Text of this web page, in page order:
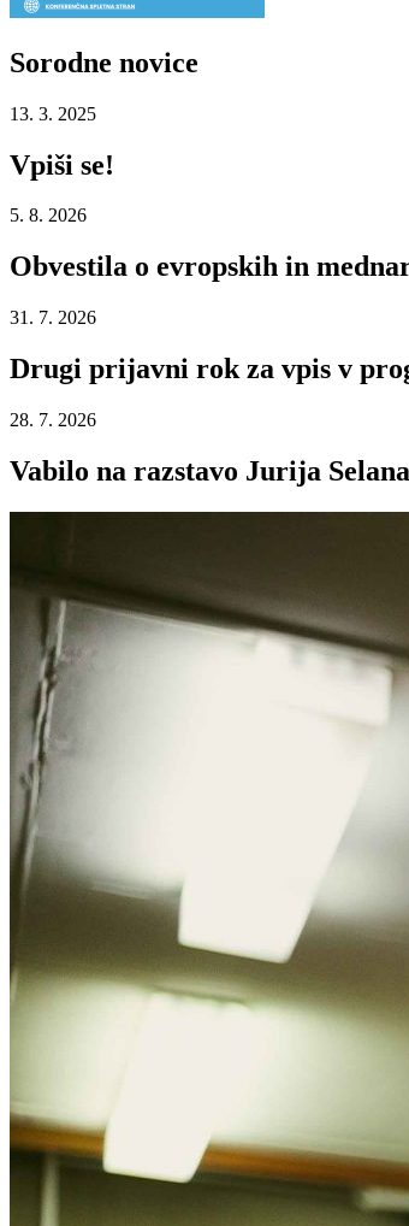
Sorodne novice
13. 3. 2025
Vpiši se!
5. 8. 2026
Obvestila o evropskih in
31. 7. 2026
Drugi prijavni rok za vpis v
28. 7. 2026
Vabilo na razstavo Jurija